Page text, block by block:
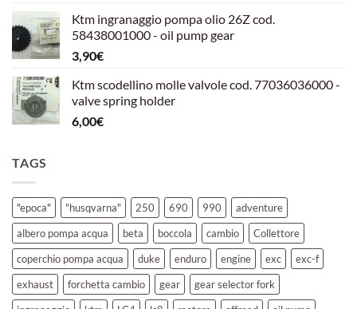
originale
era:
attuale
è:
Ktm ingranaggio pompa olio 26Z cod.
58438001000 - oil pump gear
3,90€
Ktm scodellino molle valvole cod. 77036036000 -
valve spring holder
6,00€
TAGS
"epoca" "husqvarna" 250 690 990
adventure
albero pompa acqua
beta boccola cambio
Collettore
coperchio pompa acqua
duke enduro engine exc
exc-f
exhaust
forchetta cambio gear
gear selector fork